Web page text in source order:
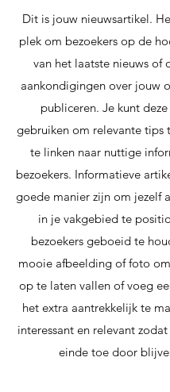
Dit is jouw nieuwsartikel.
plek om bezoekers op de
van het laatste nieuws of
aankondigingen over jouw
publiceren. Je kunt
gebruiken om relevante tips
te linken naar nuttige
bezoekers. Informatieve
goede manier zijn om jezelf
in je vakgebied te
bezoekers geboeid te
mooie afbeelding of foto
op te laten vallen of voeg
het extra aantrekkelijk te
interessant en relevant
einde toe door